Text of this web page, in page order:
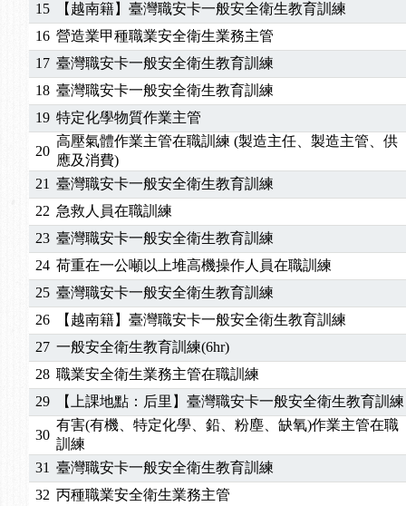
2026/07/15 【免費研習】115年製造業危害預防職場安衛法令
2026/07/08【中心公告】因應颱風來襲，若遇停班停課消息 補
2026/05/06【產業人才投資】06/03-06/08堆高機課程，政府出
2026/04/24 【製程安全評估人員】開課囉
2025/11/11【中心公告】颱風假11/12停班停課
2025/11/10
【中心公告】因應颱風來襲，若遇停班停課消息
2025/10/30【進修課程】2026年，課程意見蒐集~
2025/08/20【進修課程】SDS格式百百種？專業講師帶您判斷
2025/08/12【中心公告】因應颱風來襲，若遇停班停課消息 補
2025/07/06 【中心公告】颱風假114/07/07停班停課
2025/06/06【進修課程】～～前導課程看這邊推出囉～～
2025/05/29【進修課程】前導課程推出公告！
2025/04/28【進修課程】要怎麼進修自我？課程百百種選擇好
2025/01/21「高壓氣體製造安全主任」、「隧道等襯砌作業主
訓測驗
2025/01/15【線上課程】碳中和核心職能系列課程資訊
2026/07/15 【免費研習】115年製造業危害預防職場安衛法令
2026/07/08【中心公告】因應颱風來襲，若遇停班停課消息 補
2026/05/06【產業人才投資】06/03-06/08堆高機課程，政府出
2026/04/24【製程安全評估人員】開課囉
2025/11/11
2025/11/10【中心公告】因應颱風來襲，若遇停班停課消息 補
2025/10/30【進修課程】2026年，課程意見蒐集~
15
【越南籍】臺灣職安卡一般安全衛生教育訓練
16 營造業甲種職業安全衛生業務主管
17 臺灣職安卡一般安全衛生教育訓練
18 臺灣職安卡一般安全衛生教育訓練
19 特定化學物質作業主管
20
高壓氣體作業主管在職訓練 (製造主任、製造主管、供
應及消費)
21 臺灣職安卡一般安全衛生教育訓練
22 急救人員在職訓練
23 臺灣職安卡一般安全衛生教育訓練
24 荷重在一公噸以上堆高機操作人員在職訓練
25 臺灣職安卡一般安全衛生教育訓練
26
【越南籍】臺灣職安卡一般安全衛生教育訓練
27 一般安全衛生教育訓練(6hr)
28 職業安全衛生業務主管在職訓練
29
【上課地點：后里】臺灣職安卡一般安全衛生教育訓練
30
有害(有機、特定化學、鉛、粉塵、缺氧)作業主管在職
訓練
31 臺灣職安卡一般安全衛生教育訓練
32 丙種職業安全衛生業務主管